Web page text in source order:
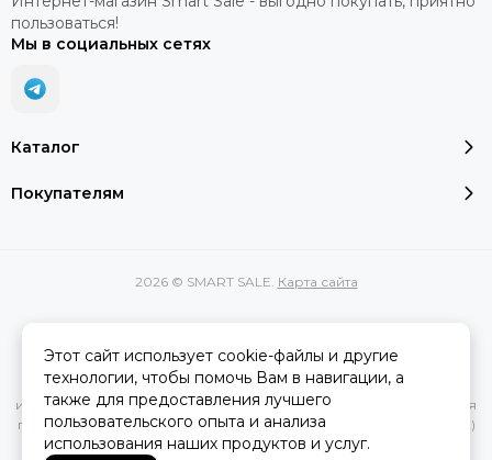
Каталог
Покупателям
пользоваться!
Мы в социальных сетях
2026 © SMART SALE. Карта сайта
Вся представленная на сайте информация, касающаяся
характеристик, стоимости товаров и услуг, носит
информационный характер и ни при каких условиях не является
публичной офертой, определяемой положениями Статьи 437(2)
Гражданского кодекса РФ.
Этот сайт использует cookie-файлы и другие
технологии, чтобы помочь Вам в навигации, а
также для предоставления лучшего
пользовательского опыта и анализа
использования наших продуктов и услуг.